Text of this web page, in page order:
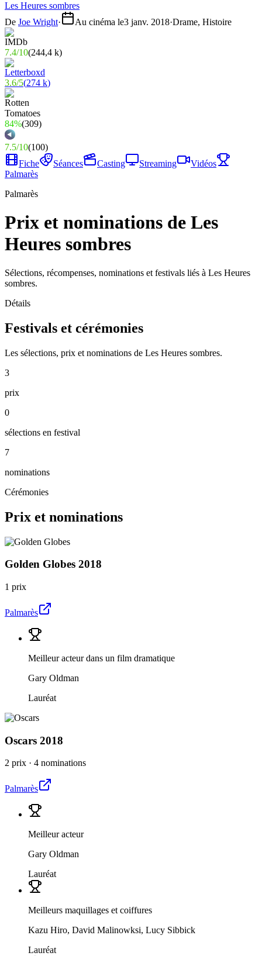
Les Heures sombres
De Joe Wright· Au cinéma le3 janv. 2018·Drame, Histoire
7.4/10(244,4 k)
3.6/5(274 k)
84%(309)
7.5/10(100)
Fiche
Séances Casting Streaming
Vidéos
Palmarès
Palmarès
Prix et nominations de Les
Heures sombres
Sélections, récompenses, nominations et festivals liés à Les Heures
sombres.
Détails
Festivals et cérémonies
Les sélections, prix et nominations de Les Heures sombres.
3
prix
0
sélections en festival
7
nominations
Cérémonies
Prix et nominations
Golden Globes 2018
1 prix
Palmarès
Meilleur acteur dans un film dramatique
Gary Oldman
Lauréat
Oscars 2018
2 prix · 4 nominations
Palmarès
Meilleur acteur
Gary Oldman
Lauréat
Meilleurs maquillages et coiffures
Kazu Hiro, David Malinowksi, Lucy Sibbick
Lauréat